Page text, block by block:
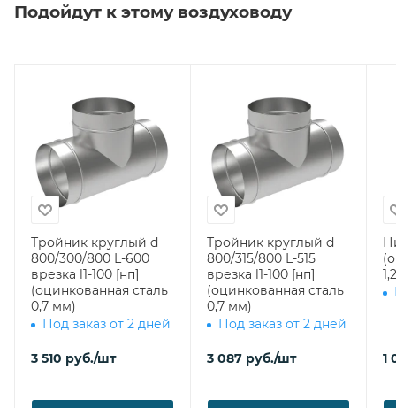
Подойдут к этому воздуховоду
Тройник круглый d
800/300/800 L-600
врезка l1-100 [нп]
(оцинкованная сталь
0,7 мм)
Под заказ от 2 дней
3 510 руб./шт
Тройник круглый d
800/315/800 L-515
врезка l1-100 [нп]
(оцинкованная сталь
0,7 мм)
Под заказ от 2 дней
3 087 руб./шт 1